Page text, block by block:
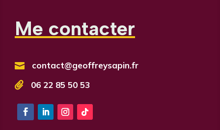
Me contacter

contact@geoffreysapin.fr

06 22 85 50 53